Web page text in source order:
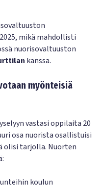
mikä mahdollisti
nuorisovaltuuston
kanssa.
myönteisiä
vastasi oppilaita 20
osa nuorista osallistuisi
olisi tarjolla. Nuorten
koulun